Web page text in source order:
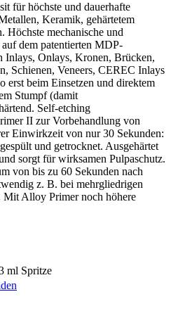
für höchste und dauerhafte
Keramik, gehärtetem
Höchste mechanische und
dem patentierten MDP-
Inlays, Onlays, Kronen, Brücken,
Schienen, Veneers, CEREC Inlays
erst beim Einsetzen und direktem
Stumpf (damit
Self-etching
II zur Vorbehandlung von
Einwirkzeit von nur 30 Sekunden:
und getrocknet. Ausgehärtet
sorgt für wirksamen Pulpaschutz.
von bis zu 60 Sekunden nach
z. B. bei mehrgliedrigen
Alloy Primer noch höhere
ml Spritze